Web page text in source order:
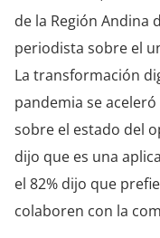
de la Región Andina
periodista sobre el
La transformación
pandemia se
sobre el estado del
dijo que es una
el 82% dijo que
colaboren con la